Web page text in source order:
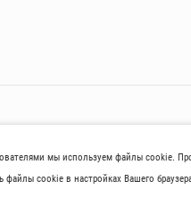
ознакомительный
и стoимости
мы используем файлы cookie.
cookie в настройках Вашего